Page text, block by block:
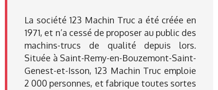
La société 123 Machin Truc a été créée en
1971, et n’a cessé de proposer au public des
machins-trucs de qualité depuis lors.
Située à Saint-Remy-en-Bouzemont-Saint-
Genest-et-Isson, 123 Machin Truc emploie
2 000 personnes, et fabrique toutes sortes